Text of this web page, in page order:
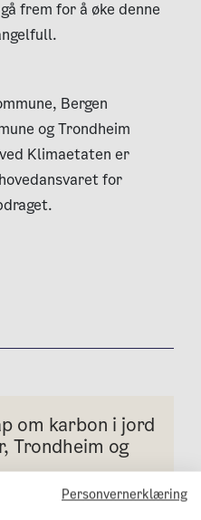
frem for å øke denne
Bergen
og Trondheim
Klimaetaten er
for
om karbon i jord
Trondheim og
Personvernerklæring